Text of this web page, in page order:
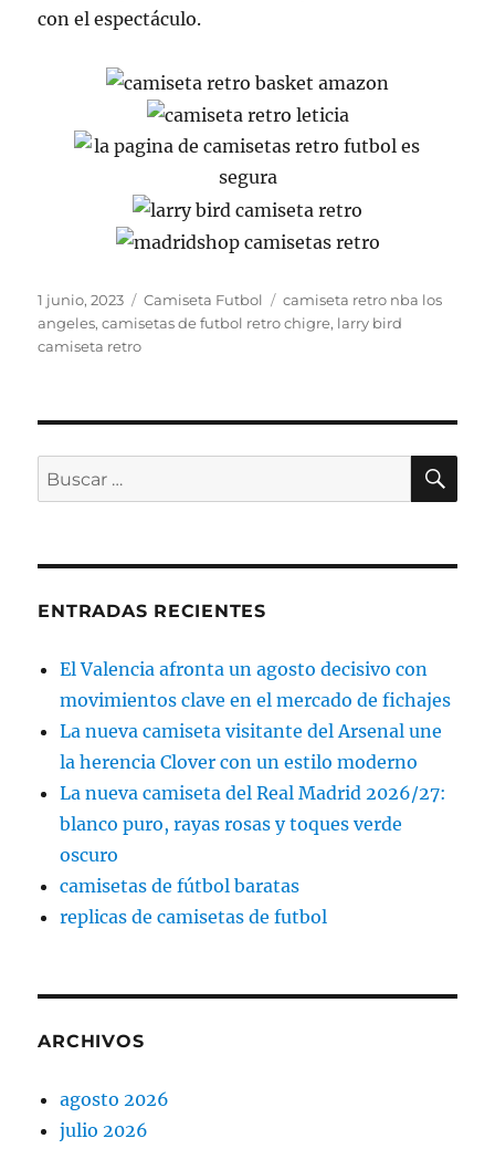
con el espectáculo.
Publicado
el
1 junio, 2023 Categorías
Camiseta Futbol Etiquetas
camiseta retro nba los
angeles,camisetas de futbol retro chigre, larry bird
camiseta retro
Buscar
por:
ENTRADAS RECIENTES
El Valencia afronta un agosto decisivo con
movimientos clave en el mercado de fichajes
La nueva camiseta visitante del Arsenal une
la herencia Clover con un estilo moderno
La nueva camiseta del Real Madrid 2026/27:
blanco puro, rayas rosas y toques verde
oscuro
camisetas de fútbol baratas
replicas de camisetas de futbol
ARCHIVOS
agosto 2026
julio 2026